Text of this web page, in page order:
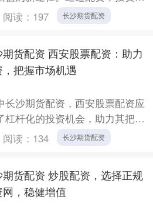
的本金撬动更大的投资额，从
阅读： 197 长沙期货配资
货配资 西安股票配资：助力
把握市场机遇
长沙期货配资，西安股票配资应
杆化的投资机会，助力其把握
股票配资的优势在于，它可
阅读： 134 长沙期货配资
货配资 炒股配资，选择正规
，稳健增值